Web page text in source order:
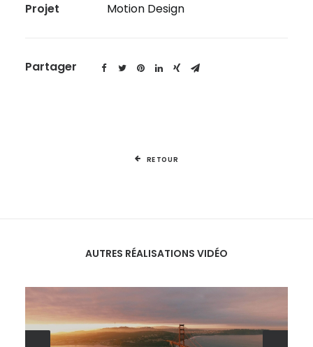
Projet
Motion Design
Partager
RETOUR
AUTRES RÉALISATIONS VIDÉO